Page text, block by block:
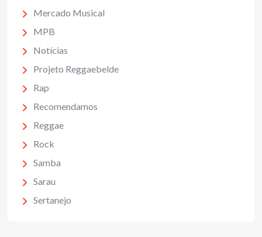
Mercado Musical
MPB
Notícias
Projeto Reggaebelde
Rap
Recomendamos
Reggae
Rock
Samba
Sarau
Sertanejo